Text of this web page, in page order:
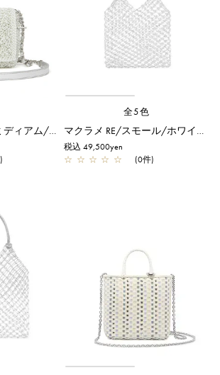
ルッケット/横長/ミディアム/オーロラホワイト
全5色
マクラメ RE/スモール/ホワイトシルバー
税込 49,500yen
☆ ☆ ☆ ☆ ☆ (0件)